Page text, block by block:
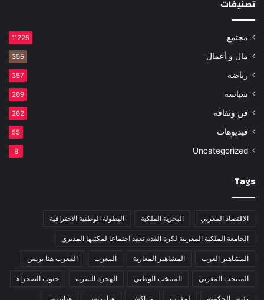
تصنيفات
مجتمع 1٬225
مال و أعمال 395
رياضة 357
سياسة 269
فن وثقافة 262
فيديوهات 55
Uncategorized
8
Tags
الاقتصاد المغربي البحرية الملكية البطولة الوطنية الاحترافية
الجامعة الملكية المغربية لكرة القدم تعقد اجتماعا لمكتبها المديري
المشاهير العرب المشاهير المغاربة المغرب المغرب هنا بريس
المنتخب المغربي المنتخب الوطني الهجرة السرية جنوب الصحراء